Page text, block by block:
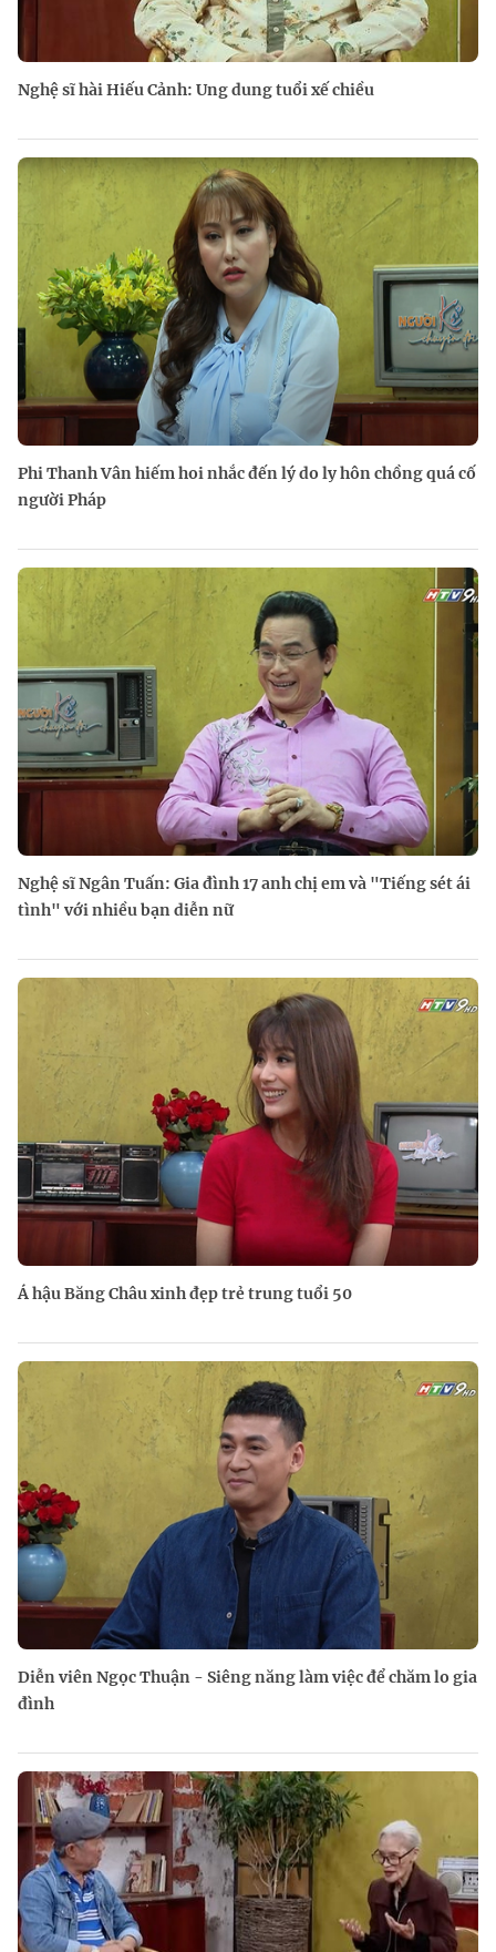
Nghệ sĩ hài Hiếu Cảnh: Ung dung tuổi xế chiều
Phi Thanh Vân hiếm hoi nhắc đến lý do ly hôn chồng quá cố
người Pháp
Nghệ sĩ Ngân Tuấn: Gia đình 17 anh chị em và "Tiếng sét ái
tình" với nhiều bạn diễn nữ
Á hậu Băng Châu xinh đẹp trẻ trung tuổi 50
Diễn viên Ngọc Thuận - Siêng năng làm việc để chăm lo gia
đình